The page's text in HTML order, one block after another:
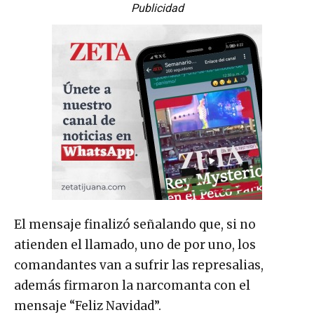
Publicidad
El mensaje finalizó señalando que, si no
atienden el llamado, uno de por uno, los
comandantes van a sufrir las represalias,
además firmaron la narcomanta con el
mensaje “Feliz Navidad”.